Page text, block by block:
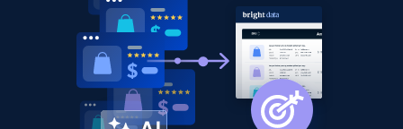
Home Depot US - Discovery products by
specific category URL
URL, Domain, Country code, Model number,